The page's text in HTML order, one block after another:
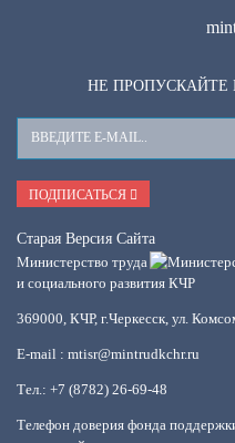
НЕ
Ваш
E-
Mail
ПОДПИСАТЬСЯ
Старая Версия Сайта
Министерство труда
и социального развития КЧР
369000, КЧР, г.Черкесск, ул.
E-mail : mtisr@mintrudkchr.ru
Тел.: +7 (8782) 26-69-48
Телефон доверия фонда